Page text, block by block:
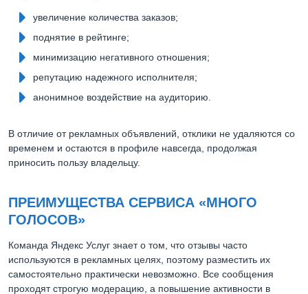
увеличение количества заказов;
поднятие в рейтинге;
минимизацию негативного отношения;
репутацию надежного исполнителя;
анонимное воздействие на аудиторию.
В отличие от рекламных объявлений, отклики не удаляются со
временем и остаются в профиле навсегда, продолжая
приносить пользу владельцу.
ПРЕИМУЩЕСТВА СЕРВИСА «МНОГО
ГОЛОСОВ»
Команда Яндекс Услуг знает о том, что отзывы часто
используются в рекламных целях, поэтому разместить их
самостоятельно практически невозможно. Все сообщения
проходят строгую модерацию, а повышение активности в